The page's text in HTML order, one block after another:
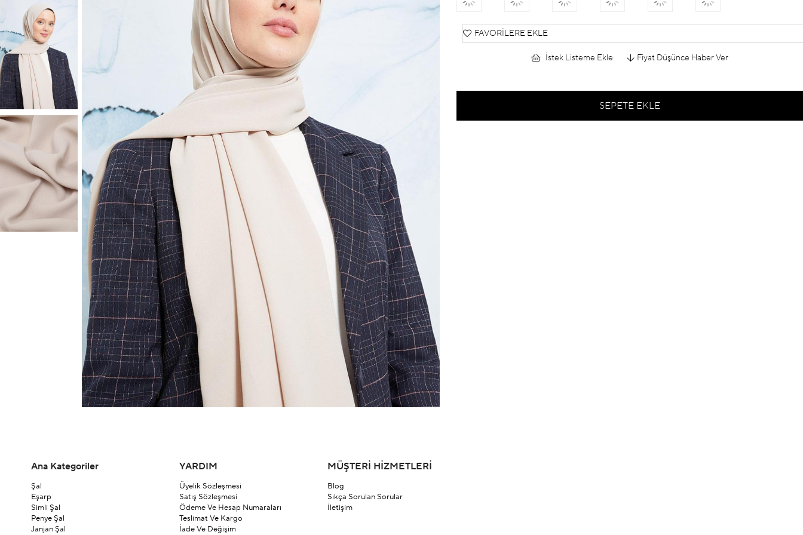
FAVORILERE EKLE
İstek Listeme Ekle Fiyat Düşünce Haber Ver
Ana Kategoriler
Şal
Eşarp
Simli Şal
Penye Şal
Janjan Şal
YARDIM
Üyelik Sözleşmesi
Satış Sözleşmesi
Ödeme Ve Hesap Numaraları
Teslimat Ve Kargo
İade Ve Değişim
MÜŞTERİ HİZMETLERİ
Blog
Sıkça Sorulan Sorular
İletişim